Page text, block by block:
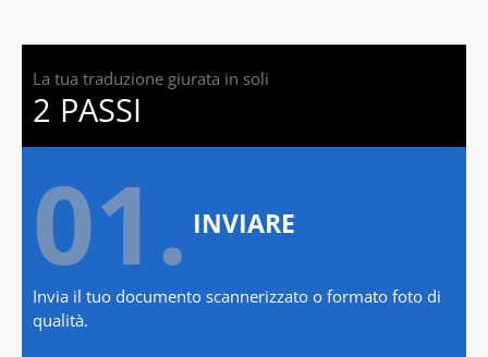
La tua traduzione giurata in soli
2 PASSI
01. INVIARE
Invia il tuo documento scannerizzato o formato foto di
qualità.